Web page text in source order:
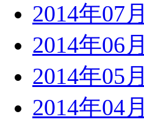
2014年07月
2014年06月
2014年05月
2014年04月